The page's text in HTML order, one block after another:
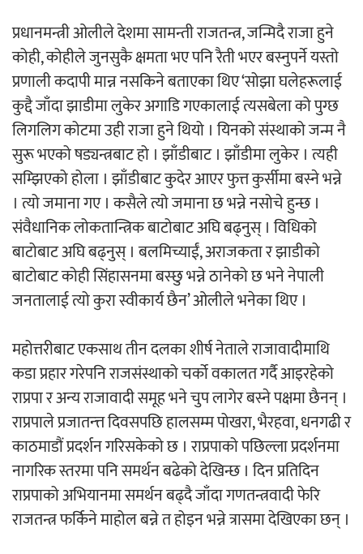
प्रधानमन्त्री ओलीले देशमा सामन्ती राजतन्त्र, जन्मिदै राजा हुने
कोही, कोहीले जुनसुकै क्षमता भए पनि रैती भएर बस्नुपर्ने यस्तो
प्रणाली कदापी मान्न नसकिने बताएका थिए ‘सोझा घलेहरूलाई
कुद्दै जाँदा झाडीमा लुकेर अगाडि गएकालाई त्यसबेला को पुग्छ
लिगलिग कोटमा उही राजा हुने थियो । यिनको संस्थाको जन्म नै
सुरू भएको षड्यन्त्रबाट हो । झाँडीबाट । झाँडीमा लुकेर । त्यही
सम्झिएको होला । झाँडीबाट कुदेर आएर फुत्त कुर्सीमा बस्ने भन्ने
। त्यो जमाना गए । कसैले त्यो जमाना छ भन्ने नसोचे हुन्छ ।
संवैधानिक लोकतान्त्रिक बाटोबाट अघि बढ्नुस् । विधिको
बाटोबाट अघि बढ्नुस् । बलमिच्याईं, अराजकता र झाडीको
बाटोबाट कोही सिंहासनमा बस्छु भन्ने ठानेको छ भने नेपाली
जनतालाई त्यो कुरा स्वीकार्य छैन’ ओलीले भनेका थिए ।
महोत्तरीबाट एकसाथ तीन दलका शीर्ष नेताले राजावादीमाथि
कडा प्रहार गरेपनि राजसंस्थाको चर्को वकालत गर्दै आइरहेको
राप्रपा र अन्य राजावादी समूह भने चुप लागेर बस्ने पक्षमा छैनन् ।
राप्रपाले प्रजातन्त्त दिवसपछि हालसम्म पोखरा, भैरहवा, धनगढी र
काठमाडौं प्रदर्शन गरिसकेको छ । राप्रपाको पछिल्ला प्रदर्शनमा
नागरिक स्तरमा पनि समर्थन बढेको देखिन्छ । दिन प्रतिदिन
राप्रपाको अभियानमा समर्थन बढ्दै जाँदा गणतन्त्रवादी फेरि
राजतन्त्र फर्किने माहोल बन्ने त होइन भन्ने त्रासमा देखिएका छन् ।